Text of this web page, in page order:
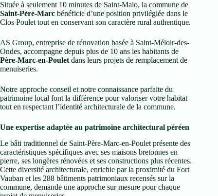
Située à seulement 10 minutes de Saint-Malo, la commune de
Saint-Père-Marc bénéficie d’une position privilégiée dans le
Clos Poulet tout en conservant son caractère rural authentique.
AS Group, entreprise de rénovation basée à Saint-Méloir-des-
Ondes, accompagne depuis plus de 10 ans les habitants de
Père-Marc-en-Poulet dans leurs projets de remplacement de
menuiseries.
Notre approche conseil et notre connaissance parfaite du
patrimoine local font la différence pour valoriser votre habitat
tout en respectant l’identité architecturale de la commune.
Une expertise adaptée au patrimoine architectural péréen
Le bâti traditionnel de Saint-Père-Marc-en-Poulet présente des
caractéristiques spécifiques avec ses maisons bretonnes en
pierre, ses longères rénovées et ses constructions plus récentes.
Cette diversité architecturale, enrichie par la proximité du Fort
Vauban et les 288 bâtiments patrimoniaux recensés sur la
commune, demande une approche sur mesure pour chaque